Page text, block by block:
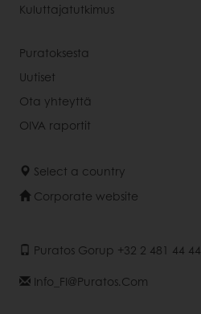
Kuluttajatutkimus
Puratoksesta
Uutiset
Ota yhteyttä
OIVA raportit
Select a country
Corporate website
Puratos Gorup +32 2 481 44 44
Info_FI@puratos.com